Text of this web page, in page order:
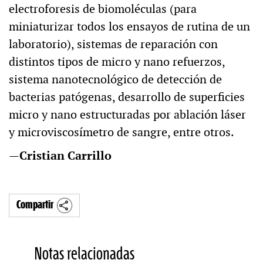
electroforesis de biomoléculas (para
miniaturizar todos los ensayos de rutina de un
laboratorio), sistemas de reparación con
distintos tipos de micro y nano refuerzos,
sistema nanotecnológico de detección de
bacterias patógenas, desarrollo de superficies
micro y nano estructuradas por ablación láser
y microviscosímetro de sangre, entre otros.
—Cristian Carrillo
Compartir
Notas relacionadas